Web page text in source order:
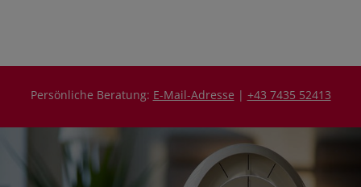
Persönliche Beratung: E-Mail-Adresse | +43 7435 52413